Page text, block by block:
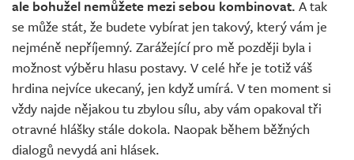
ale bohužel nemůžete mezi sebou kombinovat. A tak
se může stát, že budete vybírat jen takový, který vám je
nejméně nepříjemný. Zarážející pro mě později byla i
možnost výběru hlasu postavy. V celé hře je totiž váš
hrdina nejvíce ukecaný, jen když umírá. V ten moment si
vždy najde nějakou tu zbylou sílu, aby vám opakoval tři
otravné hlášky stále dokola. Naopak během běžných
dialogů nevydá ani hlásek.